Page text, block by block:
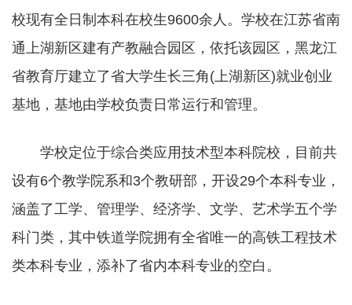
校现有全日制本科在校生9600余人。学校在江苏省南
通上湖新区建有产教融合园区，依托该园区，黑龙江
省教育厅建立了省大学生长三角(上湖新区)就业创业
基地，基地由学校负责日常运行和管理。
学校定位于综合类应用技术型本科院校，目前共
设有6个教学院系和3个教研部，开设29个本科专业，
涵盖了工学、管理学、经济学、文学、艺术学五个学
科门类，其中铁道学院拥有全省唯一的高铁工程技术
类本科专业，添补了省内本科专业的空白。